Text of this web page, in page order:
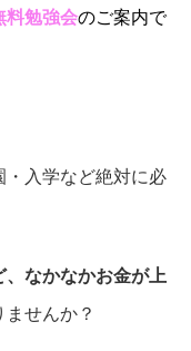
料勉強会のご案内で
・入学など絶対に必
なかなかお金が上
せんか？